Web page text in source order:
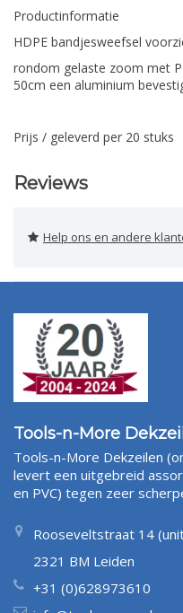
Productinformatie
HDPE bandjesweefsel
rondom gelaste zoom met
50cm een aluminium
Prijs / geleverd per 20 stuks
Reviews
Help ons en andere
Tools-n-More
Tools-n-More Dekzeilen
levert een uitgebreid
en PVC) tegen zeer
Rooseveltstraat 14
2321 BM Leiden
+31 (0)628973610